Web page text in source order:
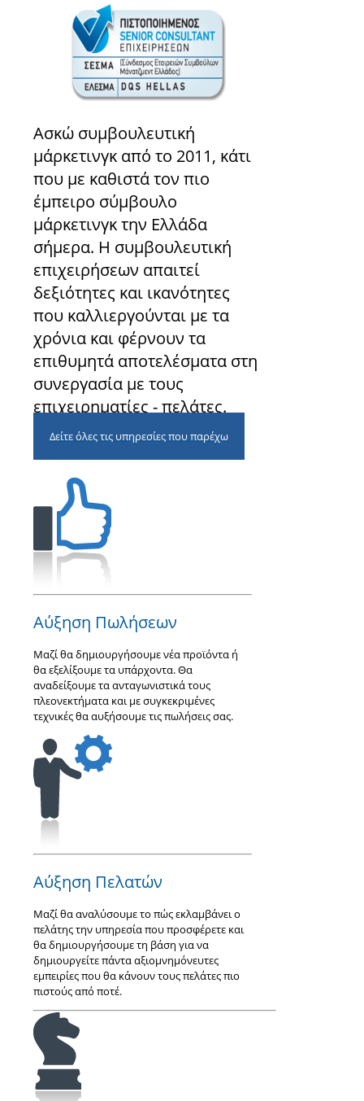
Ασκώ συμβουλευτική
μάρκετινγκ από το 2011, κάτι
που με καθιστά τον πιο
έμπειρο σύμβουλο
μάρκετινγκ την Ελλάδα
σήμερα. Η συμβουλευτική
επιχειρήσεων απαιτεί
δεξιότητες και ικανότητες
που καλλιεργούνται με τα
χρόνια και φέρνουν τα
επιθυμητά αποτελέσματα στη
συνεργασία με τους
επιχειρηματίες - πελάτες.
Δείτε όλες τις υπηρεσίες που παρέχω
Αύξηση Πωλήσεων
Μαζί θα δημιουργήσουμε νέα προϊόντα ή
θα εξελίξουμε τα υπάρχοντα. Θα
αναδείξουμε τα ανταγωνιστικά τους
πλεονεκτήματα και με συγκεκριμένες
τεχνικές θα αυξήσουμε τις πωλήσεις σας.
Αύξηση Πελατών
Μαζί θα αναλύσουμε το πώς εκλαμβάνει ο
πελάτης την υπηρεσία που προσφέρετε και
θα δημιουργήσουμε τη βάση για να
δημιουργείτε πάντα αξιομνημόνευτες
εμπειρίες που θα κάνουν τους πελάτες πιο
πιστούς από ποτέ.